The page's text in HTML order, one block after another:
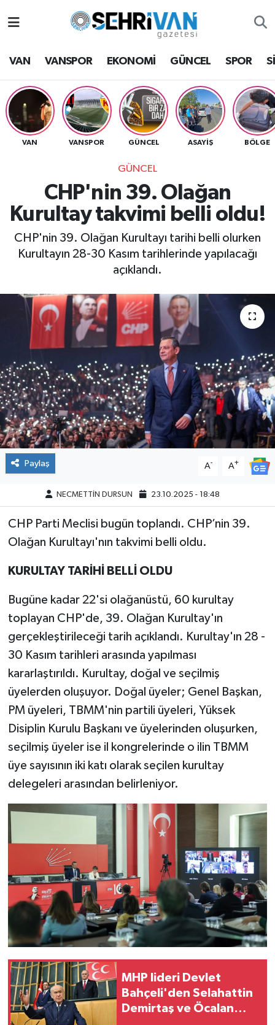
VAN VANSPOR EKONOMİ GÜNCEL SPOR
VAN VANSPOR GÜNCEL ASAYİŞ BÖLGE
GÜNCEL
CHP'nin 39. Olağan
Kurultay takvimi belli oldu!
CHP'nin 39. Olağan Kurultayı tarihi belli olurken
Kurultayın 28-30 Kasım tarihlerinde yapılacağı
açıklandı.
Paylaş A- A+
NECMETTİN DURSUN 23.10.2025 - 18:48
CHP Parti Meclisi bugün toplandı. CHP’nin 39.
Olağan Kurultayı'nın takvimi belli oldu.
KURULTAY TARİHİ BELLİ OLDU
Bugüne kadar 22'si olağanüstü, 60 kurultay
toplayan CHP'de, 39. Olağan Kurultay'ın
gerçekleştirileceği tarih açıklandı. Kurultay'ın 28 -
30 Kasım tarihleri arasında yapılması
kararlaştırıldı. Kurultay, doğal ve seçilmiş
üyelerden oluşuyor. Doğal üyeler; Genel Başkan,
PM üyeleri, TBMM'nin partili üyeleri, Yüksek
Disiplin Kurulu Başkanı ve üyelerinden oluşurken,
seçilmiş üyeler ise il kongrelerinde o ilin TBMM
üye sayısının iki katı olarak seçilen kurultay
delegeleri arasından belirleniyor.
MHP lideri Devlet
Bahçeli'den Selahattin
Demirtaş ve Öcalan
Van Hava Durumu
VAN Namaz Vakitleri
Van Trafik Yoğunluk Haritası
Süper Lig Puan Durumu ve Fikstür
Tüm Manşetler
Son Dakika Haberleri